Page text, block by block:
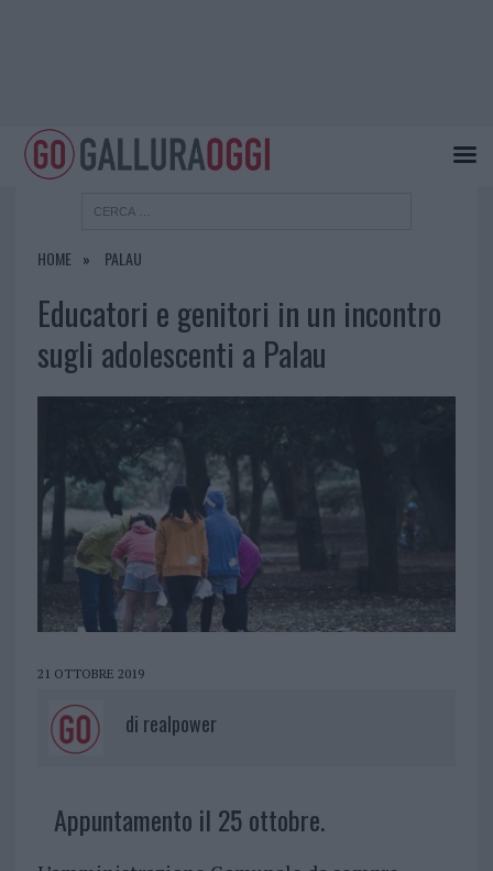
HOME PALAU
Educatori e genitori in un incontro
sugli adolescenti a Palau
21 OTTOBRE 2019
di realpower
Appuntamento il 25 ottobre.